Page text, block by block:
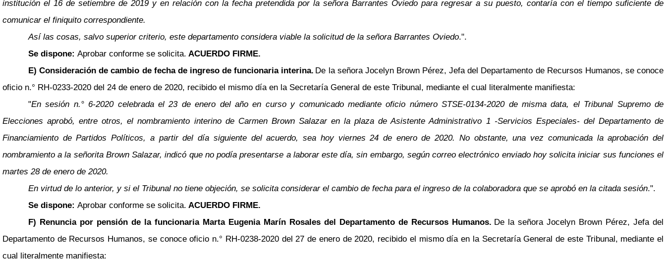
institución el 16 de setiembre de 2019 y en relación con la fecha pretendida por la señora Barrantes Oviedo para regresar a su puesto, contaría con el tiempo suficiente de
comunicar el finiquito correspondiente.
Así las cosas, salvo superior criterio, este departamento considera viable la solicitud de la señora Barrantes Oviedo.".
Se dispone: Aprobar conforme se solicita. ACUERDO FIRME.
E) Consideración de cambio de fecha de ingreso de funcionaria interina. De la señora Jocelyn Brown Pérez, Jefa del Departamento de Recursos Humanos, se conoce
oficio n.° RH-0233-2020 del 24 de enero de 2020, recibido el mismo día en la Secretaría General de este Tribunal, mediante el cual literalmente manifiesta:
"En sesión n.° 6-2020 celebrada el 23 de enero del año en curso y comunicado mediante oficio número STSE-0134-2020 de misma data, el Tribunal Supremo de
Elecciones aprobó, entre otros, el nombramiento interino de Carmen Brown Salazar en la plaza de Asistente Administrativo 1 -Servicios Especiales- del Departamento de
Financiamiento de Partidos Políticos, a partir del día siguiente del acuerdo, sea hoy viernes 24 de enero de 2020. No obstante, una vez comunicada la aprobación del
nombramiento a la señorita Brown Salazar, indicó que no podía presentarse a laborar este día, sin embargo, según correo electrónico enviado hoy solicita iniciar sus funciones el
martes 28 de enero de 2020.
En virtud de lo anterior, y si el Tribunal no tiene objeción, se solicita considerar el cambio de fecha para el ingreso de la colaboradora que se aprobó en la citada sesión.".
Se dispone: Aprobar conforme se solicita. ACUERDO FIRME.
F) Renuncia por pensión de la funcionaria Marta Eugenia Marín Rosales del Departamento de Recursos Humanos. De la señora Jocelyn Brown Pérez, Jefa del
Departamento de Recursos Humanos, se conoce oficio n.° RH-0238-2020 del 27 de enero de 2020, recibido el mismo día en la Secretaría General de este Tribunal, mediante el
cual literalmente manifiesta: